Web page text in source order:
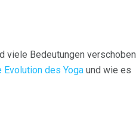
viele Bedeutungen verschoben
Evolution des Yoga und wie es